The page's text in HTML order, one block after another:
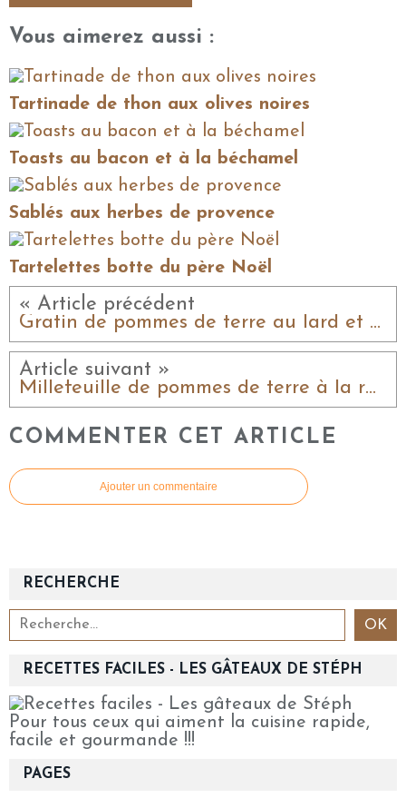
Vous aimerez aussi :
Tartinade de thon aux olives noires
Toasts au bacon et à la béchamel
Sablés aux herbes de provence
Tartelettes botte du père Noël
« Article précédent
Gratin de pommes de terre au lard et au cheddar
Article suivant »
Millefeuille de pommes de terre à la raclette
COMMENTER CET ARTICLE
Ajouter un commentaire
RECHERCHE
RECETTES FACILES - LES GÂTEAUX DE STÉPH
Pour tous ceux qui aiment la cuisine rapide,
facile et gourmande !!!
PAGES